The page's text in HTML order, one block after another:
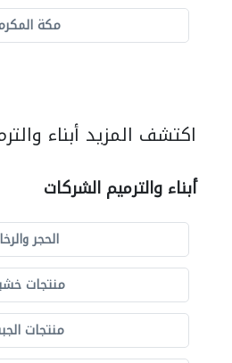
مكة
اكتشف المزيد أبناء
أبناء والترميم الشركات
الحجر
منتجات
منتجات